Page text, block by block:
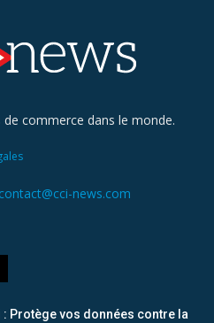
commerce dans le monde.
contact@cci-news.com
: Protège vos données contre la